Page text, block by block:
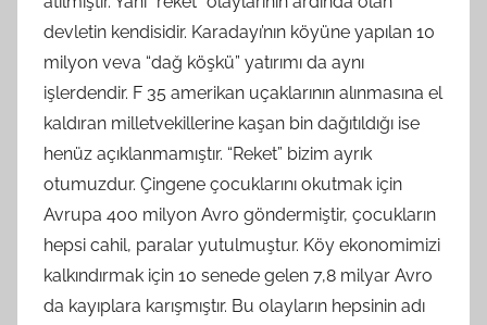
devletin kendisidir. Karadayı’nın köyüne yapılan 10
milyon veva “dağ köşkü” yatırımı da aynı
işlerdendir. F 35 amerikan uçaklarının alınmasına el
kaldıran milletvekillerine kaşan bin dağıtıldığı ise
henüz açıklanmamıştır. “Reket” bizim ayrık
otumuzdur. Çingene çocuklarını okutmak için
Avrupa 400 milyon Avro göndermiştir, çocukların
hepsi cahil, paralar yutulmuştur. Köy ekonomimizi
kalkındırmak için 10 senede gelen 7,8 milyar Avro
da kayıplara karışmıştır. Bu olayların hepsinin adı